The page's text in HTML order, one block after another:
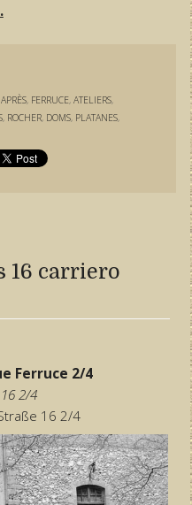
, FERRUCE,ATELIERS,
, ROCHER, DOMS, PLATANES,
16 carriero
Ferruce 2/4
2/4
16 2/4